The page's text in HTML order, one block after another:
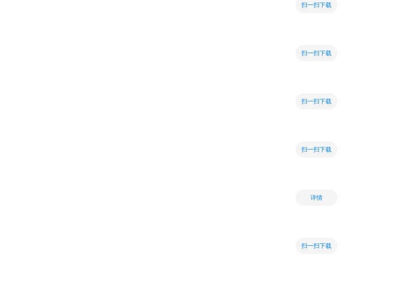
扫一扫下载
扫一扫下载
扫一扫下载
扫一扫下载
详情
扫一扫下载